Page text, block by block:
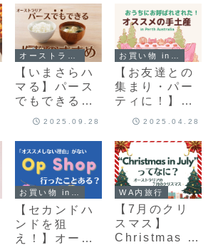
【いまさらハ
マる】パース
でもできる塩
麹のすすめ ｜
たら料理の幅
が劇的に広が
った
2025.09.28
【お友達との
集まり・パー
ティに！】オ
ススメ手土産
ーストラリア
2025.04.28
【セカンドハ
ンドを狙
え！】オース
WA内旅行
【7月のクリ
スマス】
Christmas in